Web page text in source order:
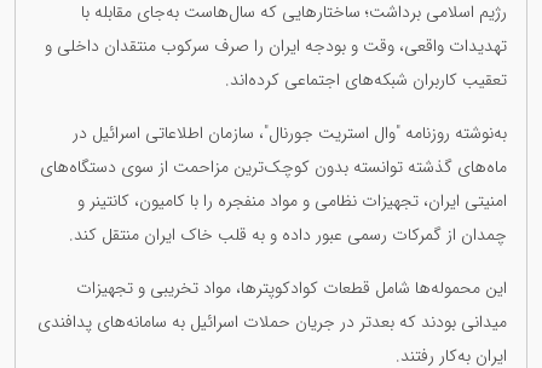
رژیم اسلامی برداشت؛ ساختارهایی که سال‌هاست به‌جای مقابله با
تهدیدات واقعی، وقت و بودجه ایران را صرف سرکوب منتقدان داخلی و
تعقیب کاربران شبکه‌های اجتماعی کرده‌اند.
به‌نوشته روزنامه "وال‌ استریت جورنال"، سازمان اطلاعاتی اسرائیل در
ماه‌های گذشته توانسته بدون کوچک‌ترین مزاحمت از سوی دستگاه‌های
امنیتی ایران، تجهیزات نظامی و مواد منفجره را با کامیون، کانتینر و
چمدان از گمرکات رسمی عبور داده و به قلب خاک ایران منتقل کند.
این محموله‌ها شامل قطعات کوادکوپترها، مواد تخریبی و تجهیزات
میدانی بودند که بعدتر در جریان حملات اسرائیل به سامانه‌های پدافندی
ایران به‌کار رفتند.